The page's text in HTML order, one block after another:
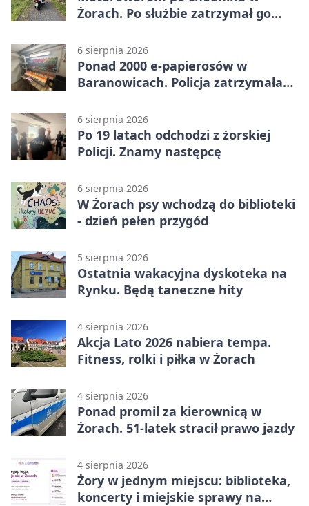
Żorach. Po służbie zatrzymał go
6 sierpnia 2026
Ponad 2000 e-papierosów w
Baranowicach. Policja zatrzymała
6 sierpnia 2026
Po 19 latach odchodzi z żorskiej
Policji. Znamy następcę
6 sierpnia 2026
W Żorach psy wchodzą do biblioteki
- dzień pełen przygód
5 sierpnia 2026
Ostatnia wakacyjna dyskoteka na
Rynku. Będą taneczne hity
4 sierpnia 2026
Akcja Lato 2026 nabiera tempa.
Fitness, rolki i piłka w Żorach
4 sierpnia 2026
Ponad promil za kierownicą w
Żorach. 51-latek stracił prawo jazdy
4 sierpnia 2026
Żory w jednym miejscu: biblioteka,
koncerty i miejskie sprawy na